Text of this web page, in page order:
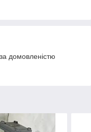
домовленістю